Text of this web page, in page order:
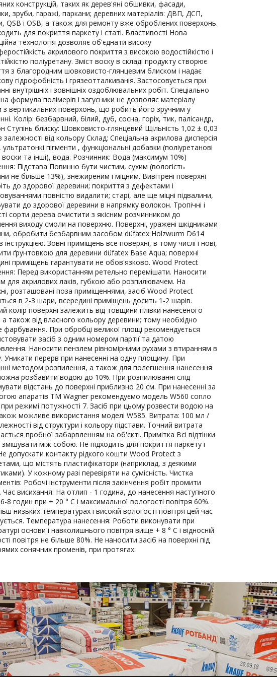
конструкцій, таких як дерев'яні обшивки, фасади,
зруби, гаражі, паркани; деревних матеріалів: ДВП, ДСП,
QSB і OSB, а також для ремонту вже оброблених поверхонь.
для покриття паркету і статі. Властивості Нова
технологія дозволяє об'єднати високу
акрилового покриття з високою водостійкістю і
поліуретану. Зміст воску в складі продукту створює
з благородним шовковисто-глянцевим блиском і надає
гідрофобність і грязеотталкиванія. Застосовується при
внутрішніх і зовнішніх оздоблювальних робіт. Спеціально
формула полімерів і загусники не дозволяє матеріалу
з вертикальних поверхонь, що робить його зручним у
Колір: безбарвний, білий, дуб, сосна, горіх, тик, палісандр,
Ступінь блиску: Шовковисто-глянцевий Щільність 1,02 ± 0,03
залежності від кольору Склад: Спеціальна акрилова дисперсія
ультратонкі пігменти , функціональні добавки (поліуретанові
та інші), вода. Розчинник: Вода (максимум 10%)
Підстава Повинно бути чистим, сухим (вологість
не більше 13%), знежиреним і міцним. Вивітрені поверхні
до здорової деревини; покриття з дефектами і
повністю видалити; старі, але ще міцні підвалини,
до здорової деревини в напрямку волокон. Тропічні і
сорти дерева очистити з якісним розчинником до
виходу смоли на поверхню. Поверхні, уражені шкідниками
обробити безбарвним засобом düfatex Holzwurm D614
інструкцією. Зовні приміщень все поверхні, в тому числі і нові,
ґрунтовкою для деревини düfatex Base Aqua; поверхні
приміщень гарантувати не обов'язково. Wood Protect
Перед використанням ретельно перемішати. Наносити
для акрилових лаків, губкою або розпилювачем. На
розташовані поза приміщеннями, засіб Wood Protect
в 2-3 шари, всередині приміщень досить 1-2 шарів.
колір поверхні залежить від товщини плівки нанесеного
також від власного кольору деревини; тому необхідно
фарбування. При обробці великої площі рекомендується
засіб з одним номером партії та датою
Наносити пензлем рівномірними рухами з втиранням в
Уникати перерв при нанесенні на одну площину. При
методом розпилення, а також для полегшення нанесення
розбавити водою до 10%. При розпилюванні слід
відстань до поверхні приблизно 20 см. При нанесенні за
апаратів ТМ Wagner рекомендуємо модель W560 сопло
режимі потужності 7. Засіб при цьому розвести водою на
можливе використання моделі W585. Витрата: 100 мл /
від структури і кольору підстави. Точний витрата
пробної забарвленням на об'єкті. Примітка Всі відтінки
між собою. Не підходить для покриття паркету і
допускати контакту рідкого кошти Wood Protect з
що містять пластифікатори (наприклад, з деякими
У кожному разі перевіряти на сумісність. Чистка
Робочі інструменти після закінчення робіт промити
висихання: На отлип - 1 година, до нанесення наступного
8 годин при + 20 ° С і максимальної вологості повітря 60%.
низьких температурах і високій вологості повітря цей час
Температура нанесення: Роботи виконувати при
основи і навколишнього повітря вище + 8 ° С і відносній
повітря не більше 80%. Не наносити засіб на поверхні під
сонячних променів, при протягах.